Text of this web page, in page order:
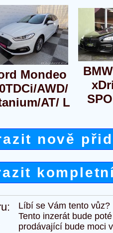
Mondeo
AWD/
AT/ L
nově
Líbí se Vám tento
Tento inzerát bude
prodávající bude moci